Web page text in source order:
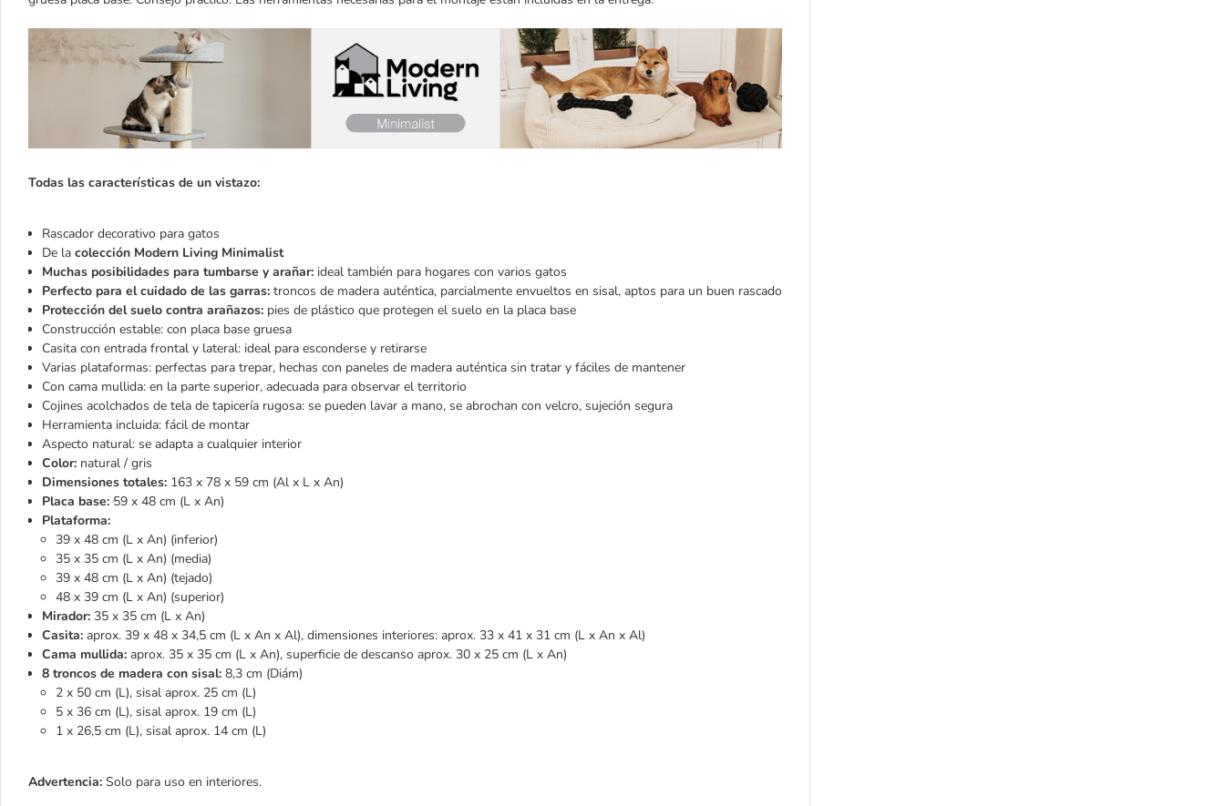
Todas las características de un vistazo:
Rascador decorativo para gatos
De la colección Modern Living Minimalist
Muchas posibilidades para tumbarse y arañar: ideal también para hogares con varios gatos
Perfecto para el cuidado de las garras: troncos de madera auténtica, parcialmente envueltos en sisal, aptos para un buen rascado
Protección del suelo contra arañazos: pies de plástico que protegen el suelo en la placa base
Construcción estable: con placa base gruesa
Casita con entrada frontal y lateral: ideal para esconderse y retirarse
Varias plataformas: perfectas para trepar, hechas con paneles de madera auténtica sin tratar y fáciles de mantener
Con cama mullida: en la parte superior, adecuada para observar el territorio
Cojines acolchados de tela de tapicería rugosa: se pueden lavar a mano, se abrochan con velcro, sujeción segura
Herramienta incluida: fácil de montar
Aspecto natural: se adapta a cualquier interior
Color: natural / gris
Dimensiones totales: 163 x 78 x 59 cm (Al x L x An)
Placa base: 59 x 48 cm (L x An)
Plataforma:
39 x 48 cm (L x An) (inferior)
35 x 35 cm (L x An) (media)
39 x 48 cm (L x An) (tejado)
48 x 39 cm (L x An) (superior)
Mirador: 35 x 35 cm (L x An)
Casita: aprox. 39 x 48 x 34,5 cm (L x An x Al), dimensiones interiores: aprox. 33 x 41 x 31 cm (L x An x Al)
Cama mullida: aprox. 35 x 35 cm (L x An), superficie de descanso aprox. 30 x 25 cm (L x An)
8 troncos de madera con sisal: 8,3 cm (Diám)
2 x 50 cm (L), sisal aprox. 25 cm (L)
5 x 36 cm (L), sisal aprox. 19 cm (L)
1 x 26,5 cm (L), sisal aprox. 14 cm (L)
Advertencia: Solo para uso en interiores.